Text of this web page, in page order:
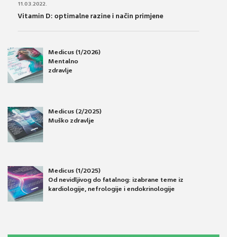
11.03.2022.
Vitamin D: optimalne razine i način primjene
Medicus (1/2026)
Mentalno
zdravlje
Medicus (2/2025)
Muško zdravlje
Medicus (1/2025)
Od nevidljivog do fatalnog: izabrane teme iz
kardiologije, nefrologije i endokrinologije